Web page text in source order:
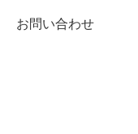
お問い合わせ